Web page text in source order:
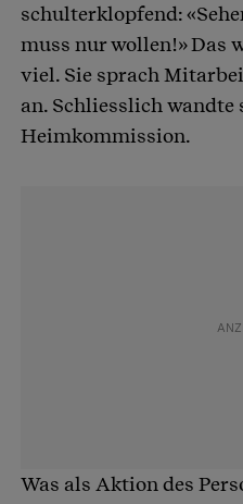
schulterklopfend:
muss nur wollen!» Das
viel. Sie sprach
an. Schliesslich wandte
Heimkommission.
Was als Aktion des